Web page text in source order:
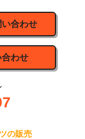
合わせ
合わせ
の販売